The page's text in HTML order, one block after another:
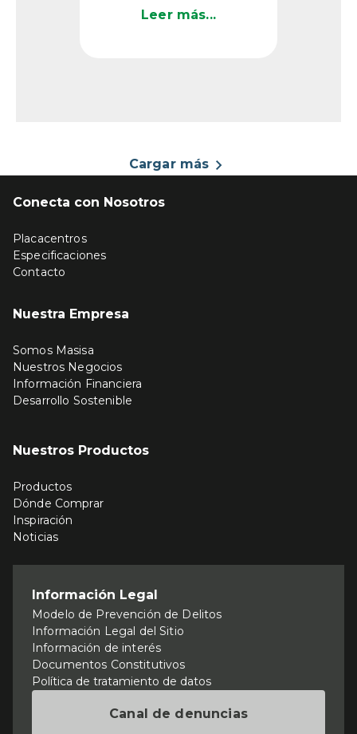
destaca por su
Leer más...
Cargar más
Conecta con Nosotros
Placacentros
Especificaciones
Contacto
Nuestra Empresa
Somos Masisa
Nuestros Negocios
Información Financiera
Desarrollo Sostenible
Nuestros Productos
Productos
Dónde Comprar
Inspiración
Noticias
Información Legal
Modelo de Prevención de Delitos
Información Legal del Sitio
Información de interés
Documentos Constitutivos
Política de tratamiento de datos
Canal de denuncias